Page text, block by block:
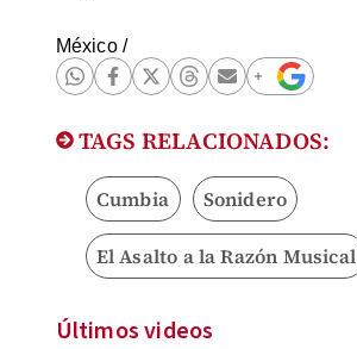
México/
TAGS RELACIONADOS:
Cumbia Sonidero
El Asalto a la Razón Musical
Últimos videos